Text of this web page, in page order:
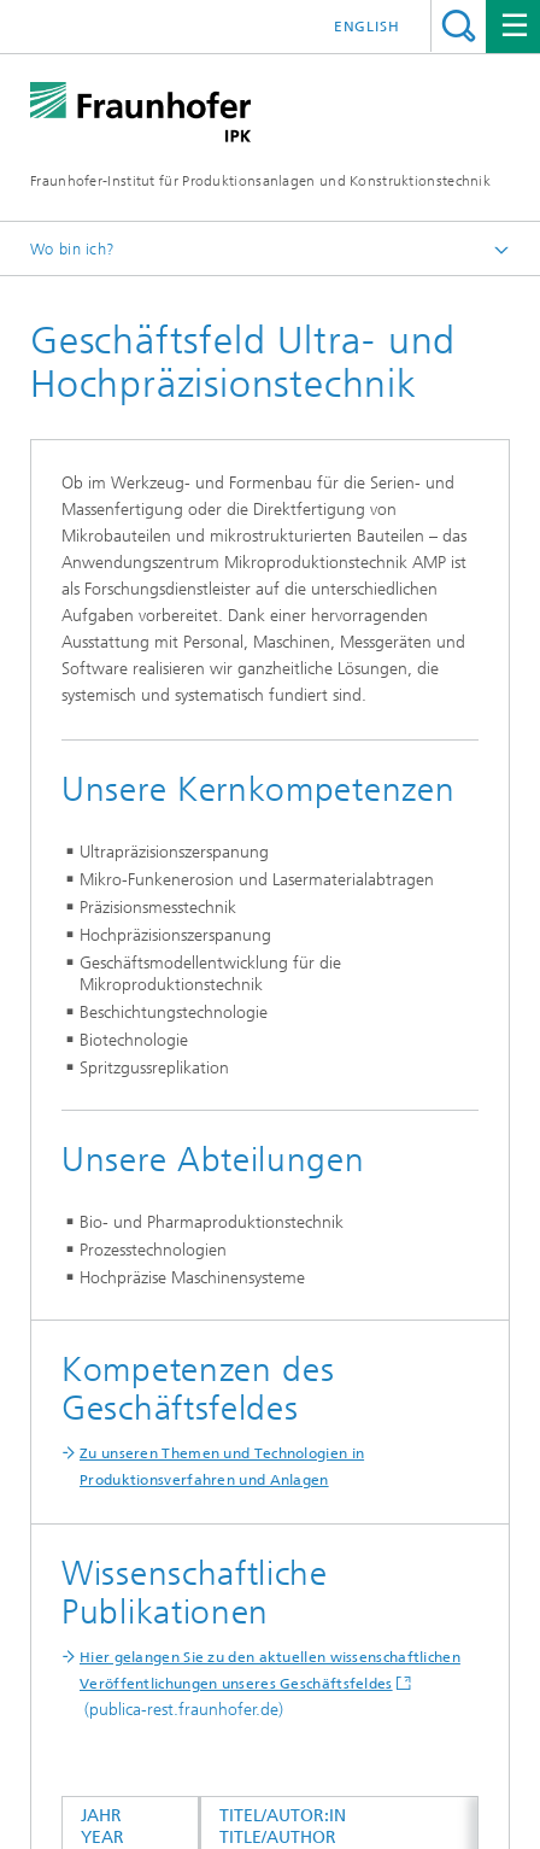
Fraunhofer-Institut für Produktionsanlagen und Konstruktionstechnik
ENGLISH
Wo bin ich?
Über uns
Organisation
Geschäftsfeld Ultra- und
Hochpräzisionstechnik
Ob im Werkzeug- und Formenbau für die Serien- und
Massenfertigung oder die Direktfertigung von
Mikrobauteilen und mikrostrukturierten Bauteilen – das
Anwendungszentrum Mikroproduktionstechnik AMP ist
als Forschungsdienstleister auf die unterschiedlichen
Aufgaben vorbereitet. Dank einer hervorragenden
Ausstattung mit Personal, Maschinen, Messgeräten und
Software realisieren wir ganzheitliche Lösungen, die
systemisch und systematisch fundiert sind.
Unsere Kernkompetenzen
Ultrapräzisionszerspanung
Mikro-Funkenerosion und Lasermaterialabtragen
Präzisionsmesstechnik
Hochpräzisionszerspanung
Geschäftsmodellentwicklung für die
Mikroproduktionstechnik
Beschichtungstechnologie
Biotechnologie
Spritzgussreplikation
Unsere Abteilungen
Bio- und Pharmaproduktionstechnik
Prozesstechnologien
Hochpräzise Maschinensysteme
Kompetenzen des
Geschäftsfeldes
Zu unseren Themen und Technologien in
Produktionsverfahren und Anlagen
Wissenschaftliche
Publikationen
Hier gelangen Sie zu den aktuellen wissenschaftlichen
Veröffentlichungen unseres Geschäftsfeldes
(publica-rest.fraunhofer.de)
TITEL/AUTOR:IN
TITLE/AUTHOR
JAHR
YEAR